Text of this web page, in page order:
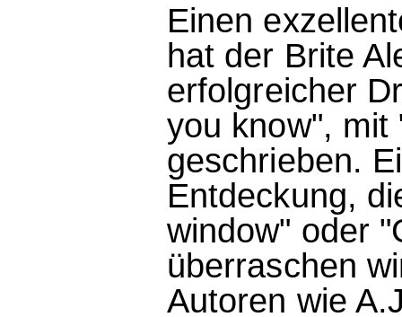
Einen
hat der Brite
erfolgreicher
you know", mit
geschrieben.
Entdeckung,
window" oder
überraschen
Autoren wie